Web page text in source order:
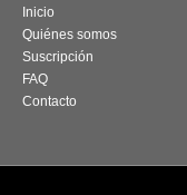
Inicio
Quiénes somos
Suscripción
FAQ
Contacto